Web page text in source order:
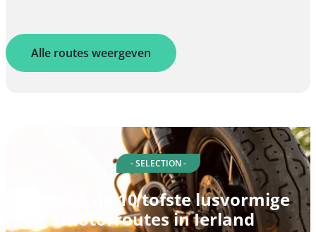
Alle routes weergeven
- SELECTION -
Ontdek de 10 tofste lusvormige
motorroutes in Ierland